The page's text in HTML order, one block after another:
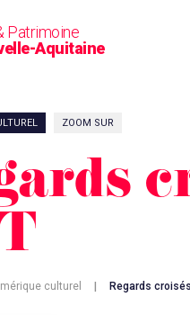
Patrimoine
Aquitaine
ZOOM SUR
culturel Regards